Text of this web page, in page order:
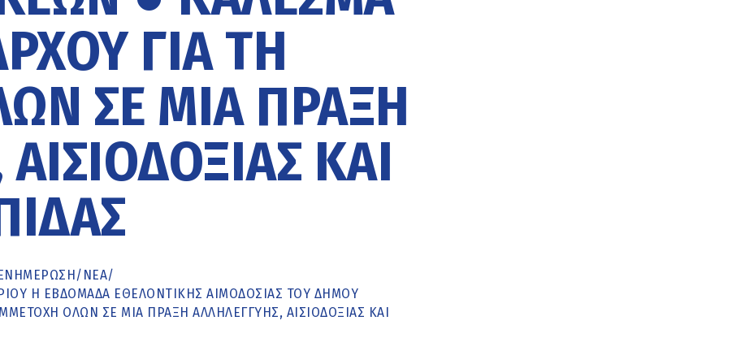
ΓΙΑ ΤΗ
ΣΕ ΜΊΑ ΠΡΆΞΗ
ΚΑΙ
/ ΝΕΑ/
Η ΕΒΔΟΜΆΔΑ ΕΘΕΛΟΝΤΙΚΉΣ ΑΙΜΟΔΟΣΊΑΣ ΤΟΥ ΔΉΜΟΥ
ΌΛΩΝ ΣΕ ΜΊΑ ΠΡΆΞΗ ΑΛΛΗΛΕΓΓΎΗΣ, ΑΙΣΙΟΔΟΞΊΑΣ ΚΑΙ